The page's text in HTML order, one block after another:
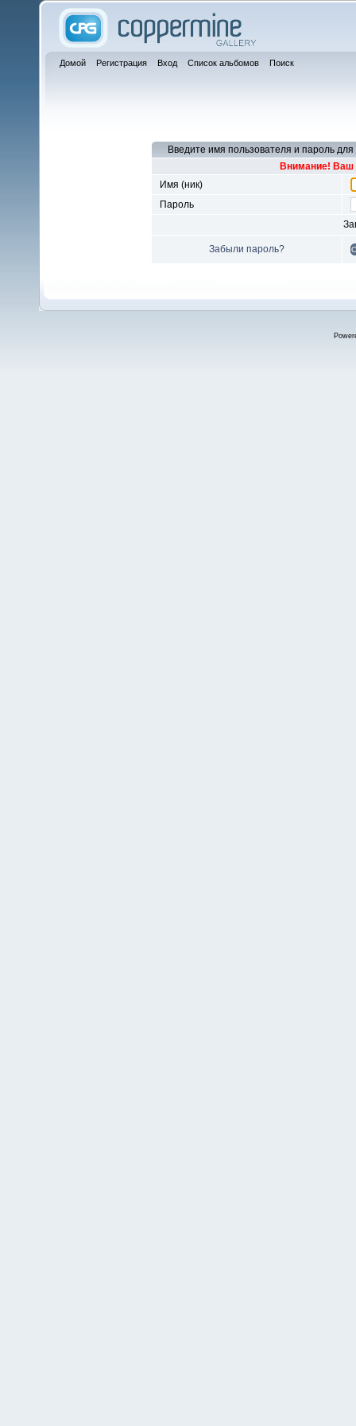
Домой Регистрация Вход Список альбомов Поиск
Введите имя пользователя и пароль для
Внимание! Ваш
Имя (ник)
Пароль
Забыли пароль?